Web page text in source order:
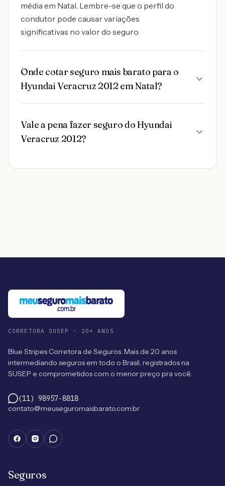
média em Natal. Lembre-se que o perfil do
condutor pode causar variações
significativas no valor do seguro.
Onde cotar seguro mais barato para o
Hyundai Veracruz 2012 em Natal?
Vale a pena fazer seguro do Hyundai
Veracruz 2012?
CORRETORA SUSEP · 20+ ANOS
Blue Stripes Corretora de Seguros. Mais de 20 anos
intermediando seguros em todo o Brasil, registrados na
SUSEP e comprometidos com o menor preço pra você.
(11) 98957-8818
contato@meuseguromaisbarato.com.br
Seguros